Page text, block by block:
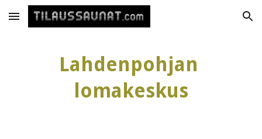
Skip to main content Skip to navigation
Lahdenpohjan
lomakeskus